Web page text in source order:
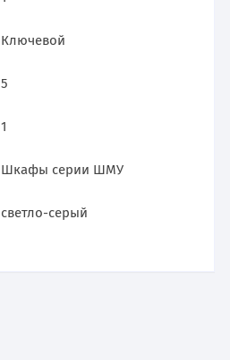
Ключевой
5
1
Шкафы серии ШМУ
светло-серый